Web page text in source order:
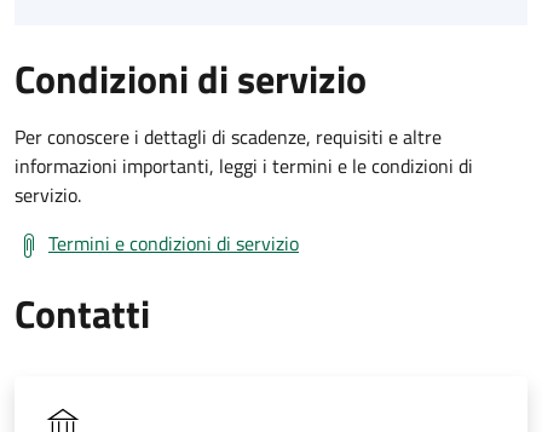
Condizioni di servizio
Per conoscere i dettagli di scadenze, requisiti e altre
informazioni importanti, leggi i termini e le condizioni di
servizio.
Termini e condizioni di servizio
Contatti